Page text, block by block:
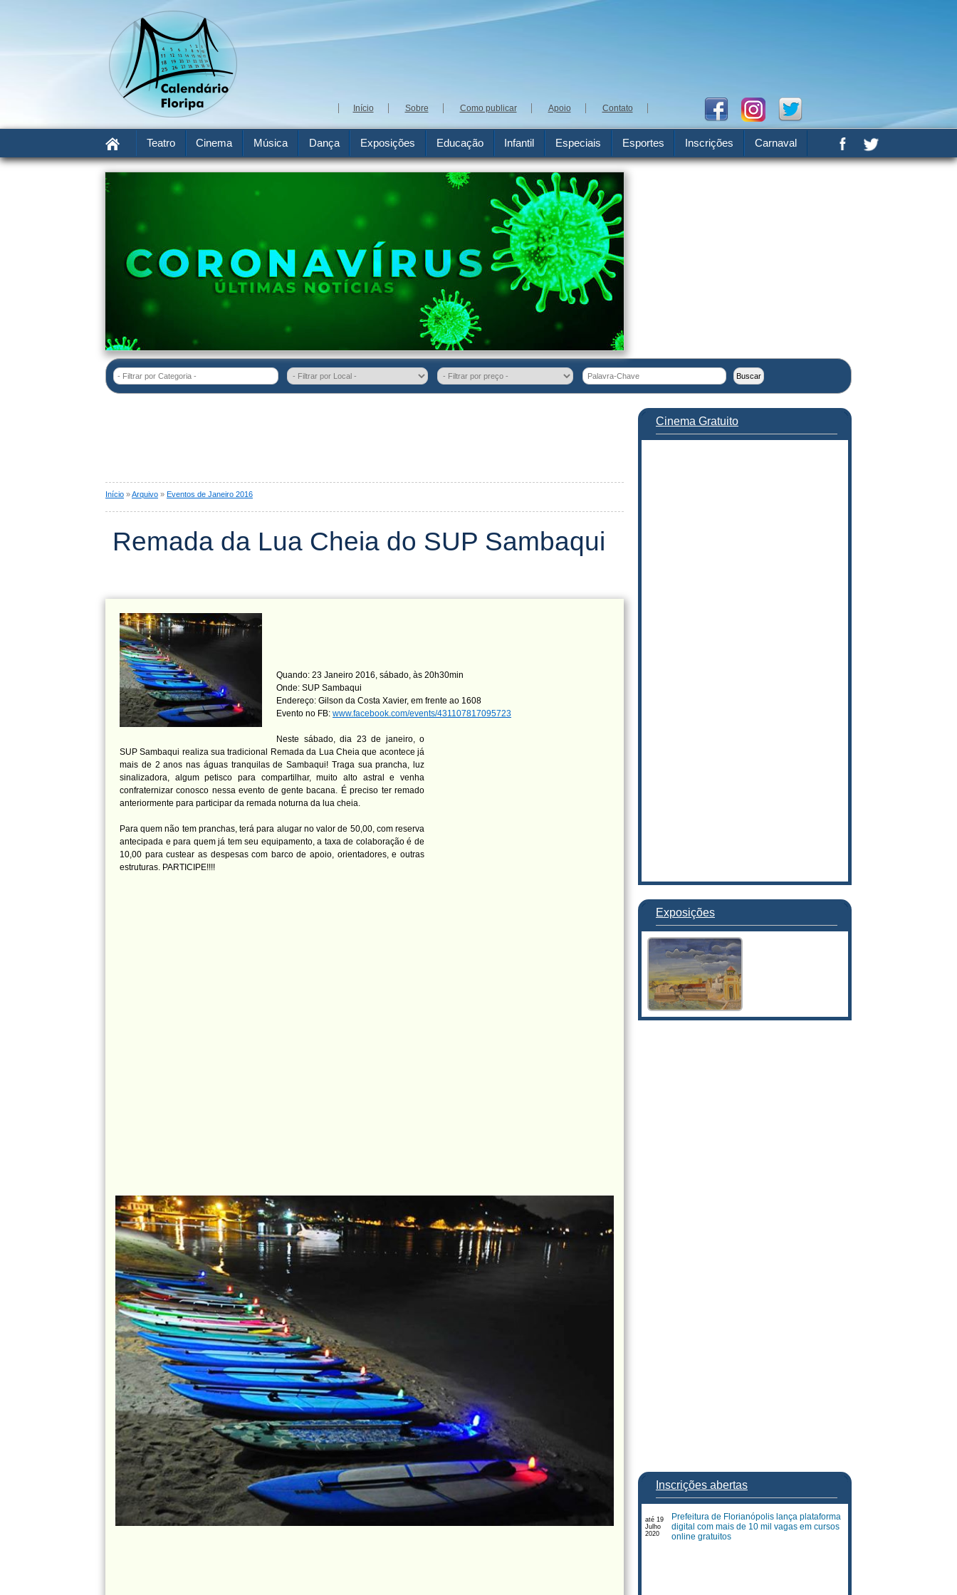
Início Sobre Como publicar Apoio Contato
Teatro Cinema Música Dança Exposições Educação Infantil Especiais Esportes Inscrições Carnaval
- Filtrar por Categoria -
Início »Arquivo » Eventos de Janeiro 2016
Remada da Lua Cheia do SUP Sambaqui
Quando: 23 Janeiro 2016, sábado, às 20h30min
Onde: SUP Sambaqui
Endereço: Gilson da Costa Xavier, em frente ao 1608
Evento no FB: www.facebook.com/events/431107817095723
Neste sábado, dia 23 de janeiro, o
SUP Sambaqui realiza sua tradicional Remada da Lua Cheia que acontece já
mais de 2 anos nas águas tranquilas de Sambaqui! Traga sua prancha, luz
sinalizadora, algum petisco para compartilhar, muito alto astral e venha
confraternizar conosco nessa evento de gente bacana. É preciso ter remado
anteriormente para participar da remada noturna da lua cheia.
Para quem não tem pranchas, terá para alugar no valor de 50,00, com reserva
antecipada e para quem já tem seu equipamento, a taxa de colaboração é de
10,00 para custear as despesas com barco de apoio, orientadores, e outras
estruturas. PARTICIPE!!!!
Cinema Gratuito
Exposições
Inscrições abertas
até 19
Julho
2020
Prefeitura de Florianópolis lança plataforma
digital com mais de 10 mil vagas em cursos
online gratuitos